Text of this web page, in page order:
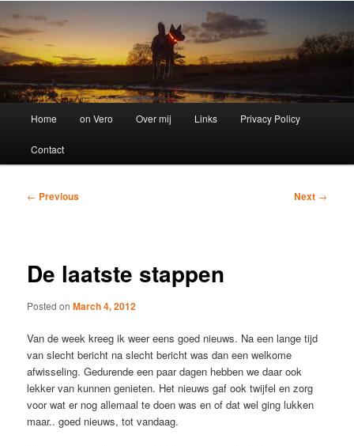
Home on Vero Over mij Links Privacy Policy
Contact
Post
← Previous Next →
De laatste stappen
Posted onMarch 4, 2012
Van de week kreeg ik weer eens goed nieuws. Na een lange tijd
van slecht bericht na slecht bericht was dan een welkome
afwisseling. Gedurende een paar dagen hebben we daar ook
lekker van kunnen genieten. Het nieuws gaf ook twijfel en zorg
voor wat er nog allemaal te doen was en of dat wel ging lukken
maar.. goed nieuws, tot vandaag.